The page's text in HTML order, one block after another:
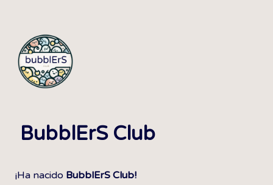
BubblErS Club
¡Ha nacido BubblErS Club!